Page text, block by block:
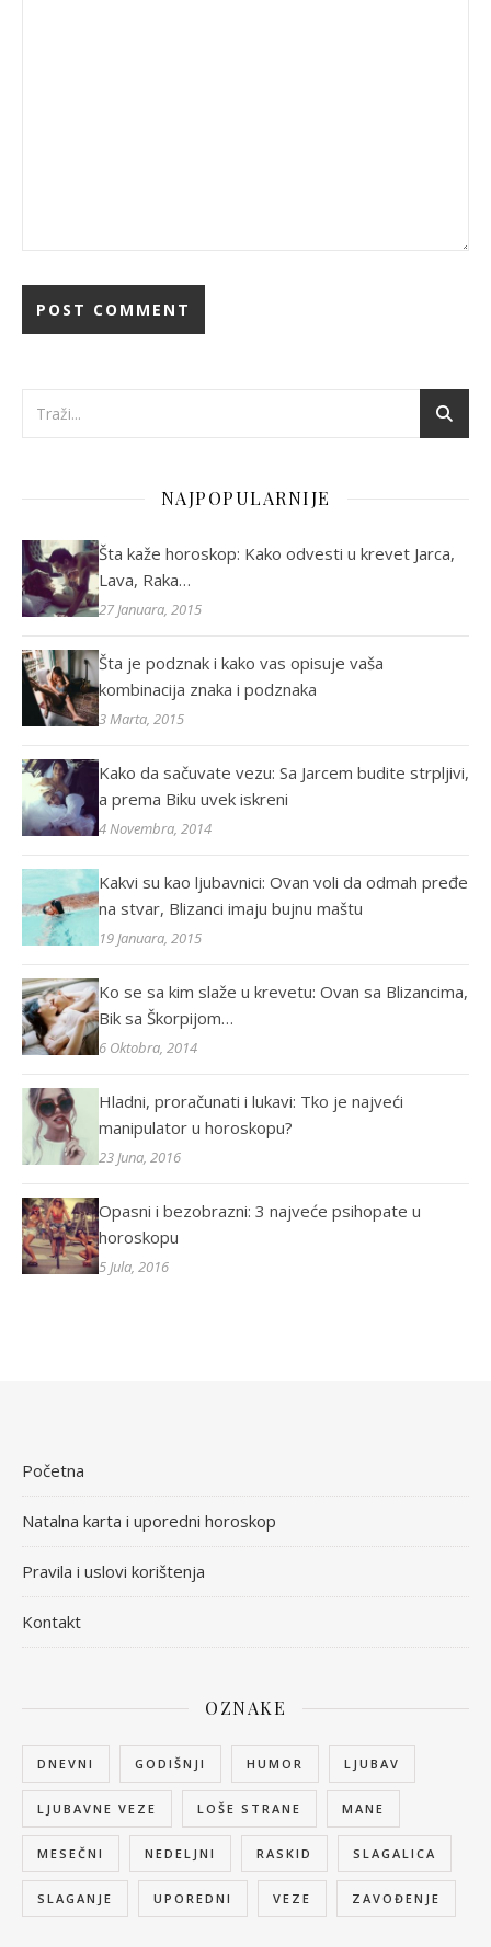
NAJPOPULARNIJE
Šta kaže horoskop: Kako odvesti u krevet Jarca,
Lava, Raka…
27 Januara, 2015
Šta je podznak i kako vas opisuje vaša
kombinacija znaka i podznaka
3 Marta, 2015
Kako da sačuvate vezu: Sa Jarcem budite strpljivi,
a prema Biku uvek iskreni
4 Novembra, 2014
Kakvi su kao ljubavnici: Ovan voli da odmah pređe
na stvar, Blizanci imaju bujnu maštu
19 Januara, 2015
Ko se sa kim slaže u krevetu: Ovan sa Blizancima,
Bik sa Škorpijom…
6 Oktobra, 2014
Hladni, proračunati i lukavi: Tko je najveći
manipulator u horoskopu?
23 Juna, 2016
Opasni i bezobrazni: 3 najveće psihopate u
horoskopu
5 Jula, 2016
Početna
Natalna karta i uporedni horoskop
Pravila i uslovi korištenja
Kontakt
OZNAKE
DNEVNI GODIŠNJI HUMOR LJUBAV
LJUBAVNE VEZE LOŠE STRANE MANE
MESEČNI NEDELJNI RASKID SLAGALICA
SLAGANJE UPOREDNI VEZE ZAVOĐENJE